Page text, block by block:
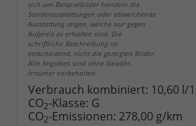
sich um Beispielbilder handeln die
Sonderausstattungen oder abweichende
Ausstattung zeigen, welche nur gegen
Aufpreis zu erhalten sind. Die
schriftliche Beschreibung ist
entscheidend, nicht die gezeigten Bilder.
Alle Angaben sind ohne Gewähr.
Irrtümer vorbehalten.
Verbrauch kombiniert: 10,60 l/
CO2-Klasse: G
CO2-Emissionen: 278,00 g/km